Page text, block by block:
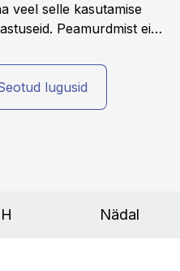
veel selle kasutamise
Peamurdmist ei
sellisel kujul olemas, et
välja lugeda
lugusid
Nädal